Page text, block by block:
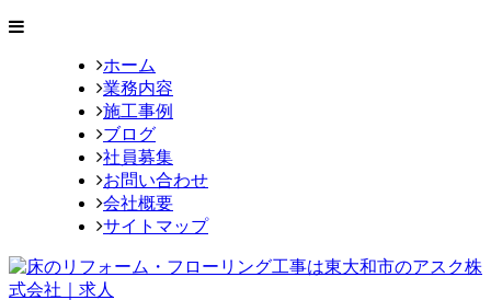
ホーム
業務内容
施工事例
ブログ
社員募集
お問い合わせ
会社概要
サイトマップ